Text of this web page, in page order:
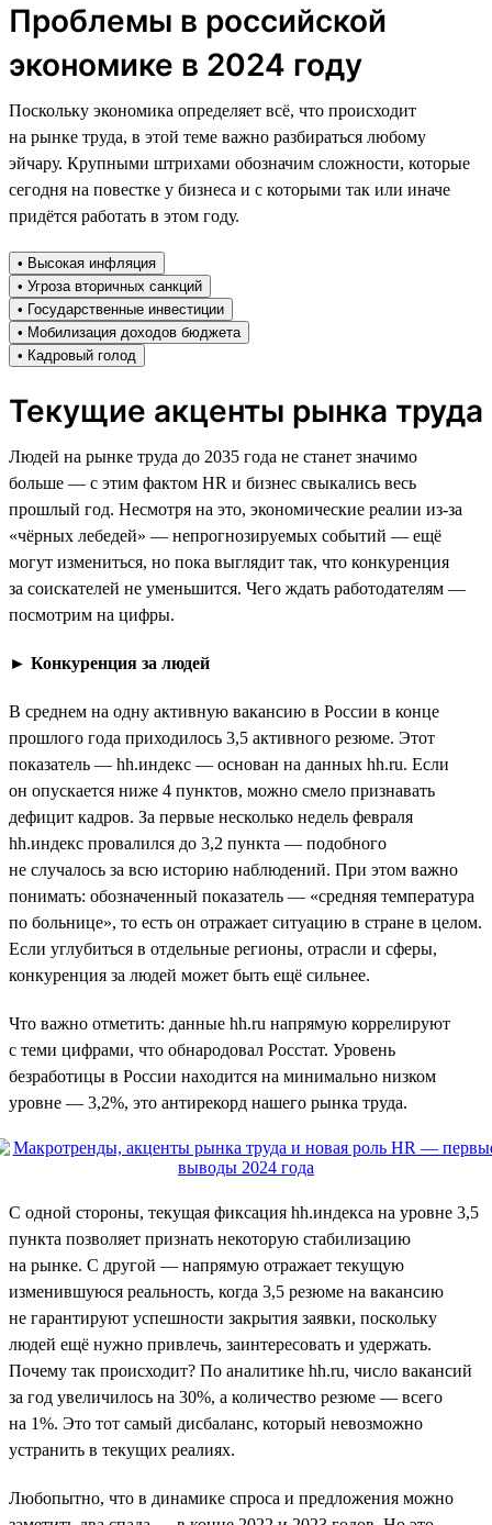
Проблемы в российской
экономике в 2024 году
Поскольку экономика определяет всё, что происходит
на рынке труда, в этой теме важно разбираться любому
эйчару. Крупными штрихами обозначим сложности, которые
сегодня на повестке у бизнеса и с которыми так или иначе
придётся работать в этом году.
• Высокая инфляция
• Угроза вторичных санкций
• Государственные инвестиции
• Мобилизация доходов бюджета
• Кадровый голод
Текущие акценты рынка труда
Людей на рынке труда до 2035 года не станет значимо
больше — с этим фактом HR и бизнес свыкались весь
прошлый год. Несмотря на это, экономические реалии из-за
«чёрных лебедей» — непрогнозируемых событий — ещё
могут измениться, но пока выглядит так, что конкуренция
за соискателей не уменьшится. Чего ждать работодателям —
посмотрим на цифры.
► Конкуренция за людей
В среднем на одну активную вакансию в России в конце
прошлого года приходилось 3,5 активного резюме. Этот
показатель — hh.индекс — основан на данных hh.ru. Если
он опускается ниже 4 пунктов, можно смело признавать
дефицит кадров. За первые несколько недель февраля
hh.индекс провалился до 3,2 пункта — подобного
не случалось за всю историю наблюдений. При этом важно
понимать: обозначенный показатель — «средняя температура
по больнице», то есть он отражает ситуацию в стране в целом.
Если углубиться в отдельные регионы, отрасли и сферы,
конкуренция за людей может быть ещё сильнее.
Что важно отметить: данные hh.ru напрямую коррелируют
с теми цифрами, что обнародовал Росстат. Уровень
безработицы в России находится на минимально низком
уровне — 3,2%, это антирекорд нашего рынка труда.
С одной стороны, текущая фиксация hh.индекса на уровне 3,5
пункта позволяет признать некоторую стабилизацию
на рынке. С другой — напрямую отражает текущую
изменившуюся реальность, когда 3,5 резюме на вакансию
не гарантируют успешности закрытия заявки, поскольку
людей ещё нужно привлечь, заинтересовать и удержать.
Почему так происходит? По аналитике hh.ru, число вакансий
за год увеличилось на 30%, а количество резюме — всего
на 1%. Это тот самый дисбаланс, который невозможно
устранить в текущих реалиях.
Любопытно, что в динамике спроса и предложения можно